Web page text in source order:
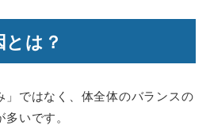
は？
」ではなく、体全体のバランスの
いです。